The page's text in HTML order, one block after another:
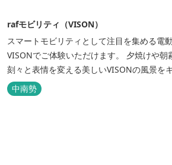
rafモビリティ（VISON）
スマートモビリティとして注目を集める電
VISONでご体験いただけます。 夕焼けや朝霧など、ご滞在中にも
刻々と表情を変える美しいVISONの風景を
しみください。 広大な敷地内の移動や店舗散策にもお使いいただけ
ます。
中南勢